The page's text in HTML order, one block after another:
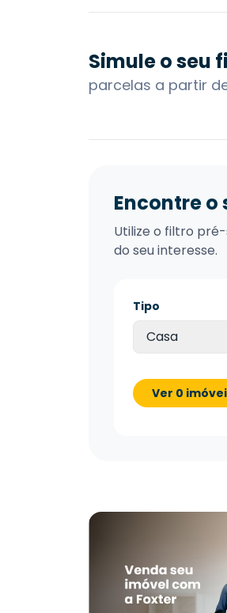
Simule o seu
parcelas a partir
Encontre o
Utilize o filtro
do seu interesse.
Tipo
Casa
Ver 0